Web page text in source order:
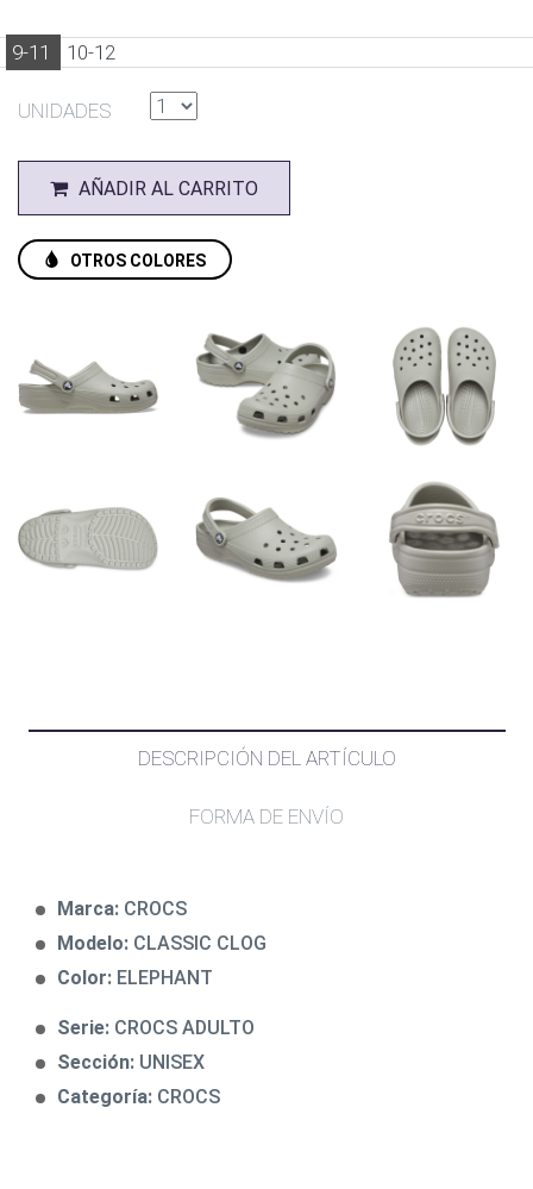
9-11 10-12
UNIDADES
AÑADIR AL CARRITO
OTROS COLORES
DESCRIPCIÓN DEL ARTÍCULO
FORMA DE ENVÍO
Marca: CROCS
Modelo: CLASSIC CLOG
Color: ELEPHANT
Serie: CROCS ADULTO
Sección: UNISEX
Categoría: CROCS